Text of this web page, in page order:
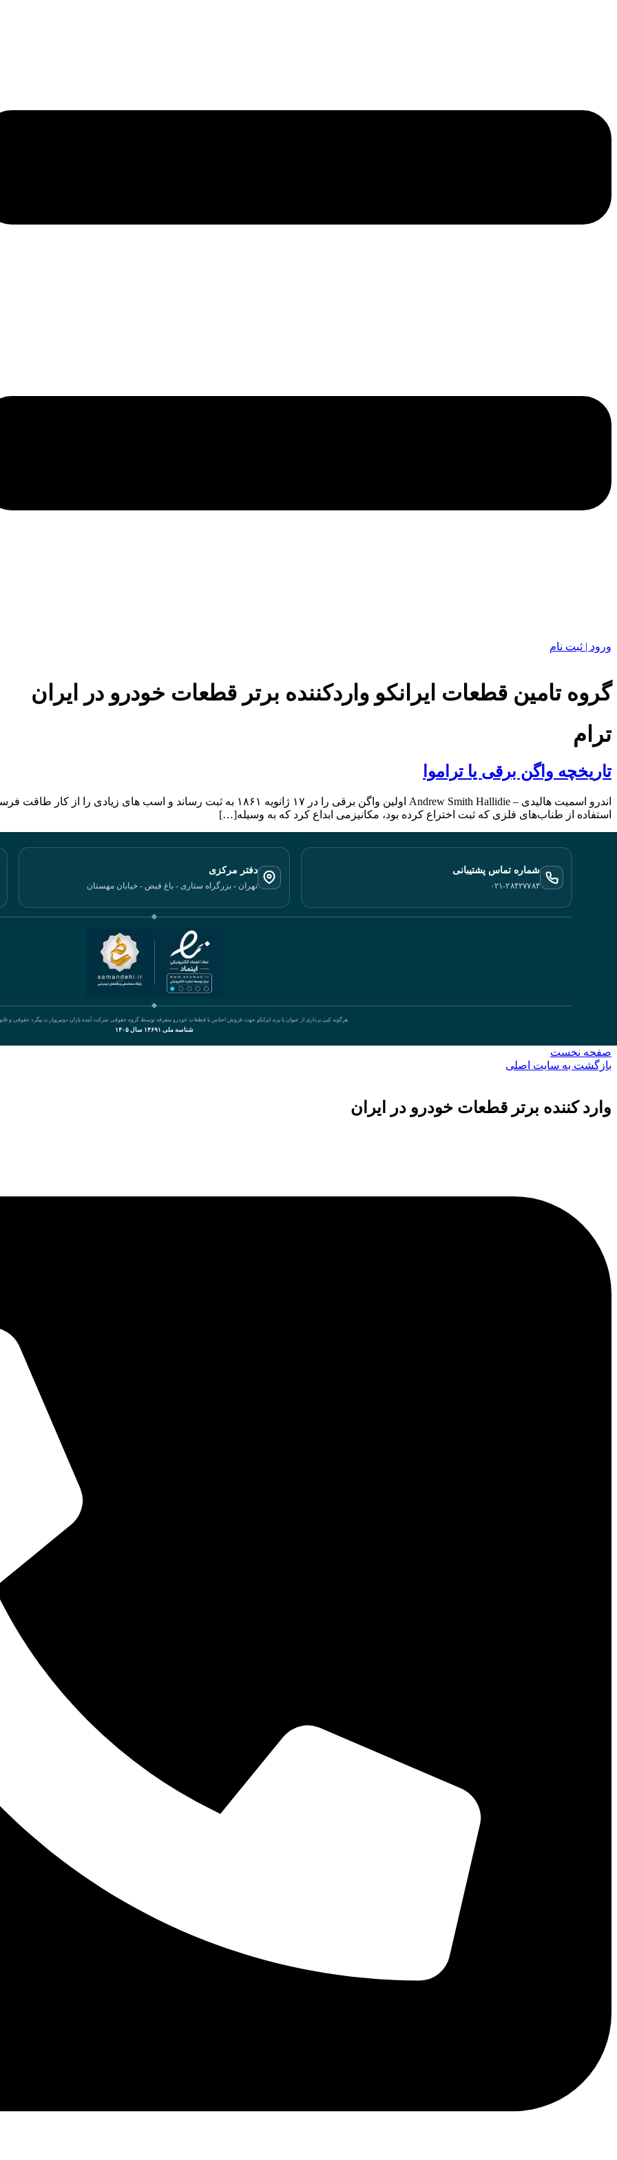
ورود | ثبت نام
گروه تامین قطعات ایرانکو واردکننده برتر قطعات خودرو در ایران
ترام
تاریخچه واگن برقی یا تراموا
‬استفاده‭ ‬از‭ ‬طناب‌های‭ ‬فلزی‭ ‬که‭ ‬ثبت‭ ‬اختراع‭ ‬کرده‭ ‬بود،‭ ‬مکانیزمی‭ ‬ابداع‭ ‬کرد‭ ‬که‭ ‬به‭ ‬وسیله‭ […]
شماره تماس پشتیبانی
۰۲۱-۲۸۴۲۷۷۸۴
دفتر مرکزی
تهران - بزرگراه ستاری - باغ فیض - خیابان مهستان
هرگونه کپی برداری از عنوان یا برند ایرانکو جهت فروش اجناس یا قطعات خودرو متفرقه توسط گروه حقوقی شرکت آینده یاران دونیروپارت پیگرد حقوقی و
شناسه ملی ۱۴۶۹۱ سال ۱۴۰۵
صفحه نخست
بازگشت به سایت اصلی
وارد کننده برتر قطعات خودرو در ایران